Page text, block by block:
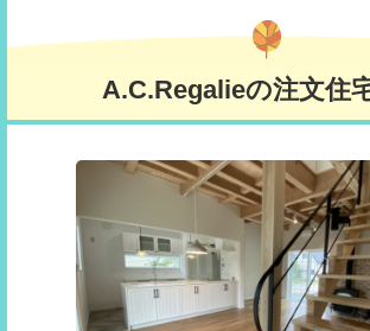
A.C.Regalieの注文住